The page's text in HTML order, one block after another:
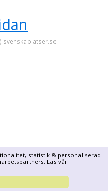
statistik & personaliserad
Läs vår
svenskaplatser.se